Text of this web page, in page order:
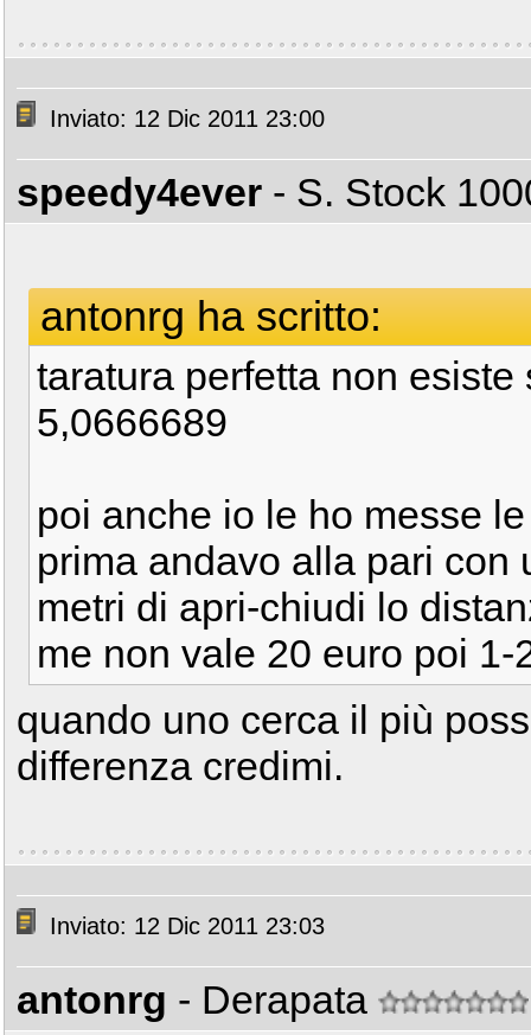
Inviato: 12 Dic 2011 23:00
speedy4ever - S. Stock
antonrg ha scritto:
taratura perfetta non
5,0666689
poi anche io le ho messe
prima andavo alla pari con
metri di apri-chiudi lo
me non vale 20 euro poi 1-
quando uno cerca il più
differenza credimi.
Inviato: 12 Dic 2011 23:03
antonrg - Derapata